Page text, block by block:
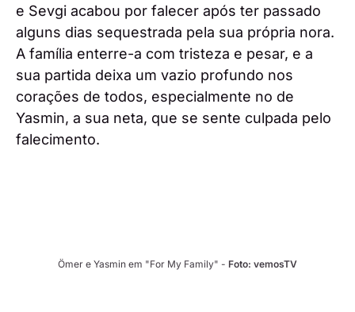
e Sevgi acabou por falecer após ter passado
alguns dias sequestrada pela sua própria nora.
A família enterre-a com tristeza e pesar, e a
sua partida deixa um vazio profundo nos
corações de todos, especialmente no de
Yasmin, a sua neta, que se sente culpada pelo
falecimento.
Ömer e Yasmin em "For My Family" - Foto: vemosTV